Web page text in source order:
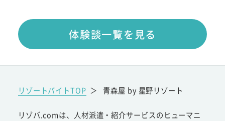
体験談一覧を見る
リゾートバイトTOP ＞ 青森屋 by 星野リゾート
リゾバ.comは、人材派遣・紹介サービスのヒューマニ